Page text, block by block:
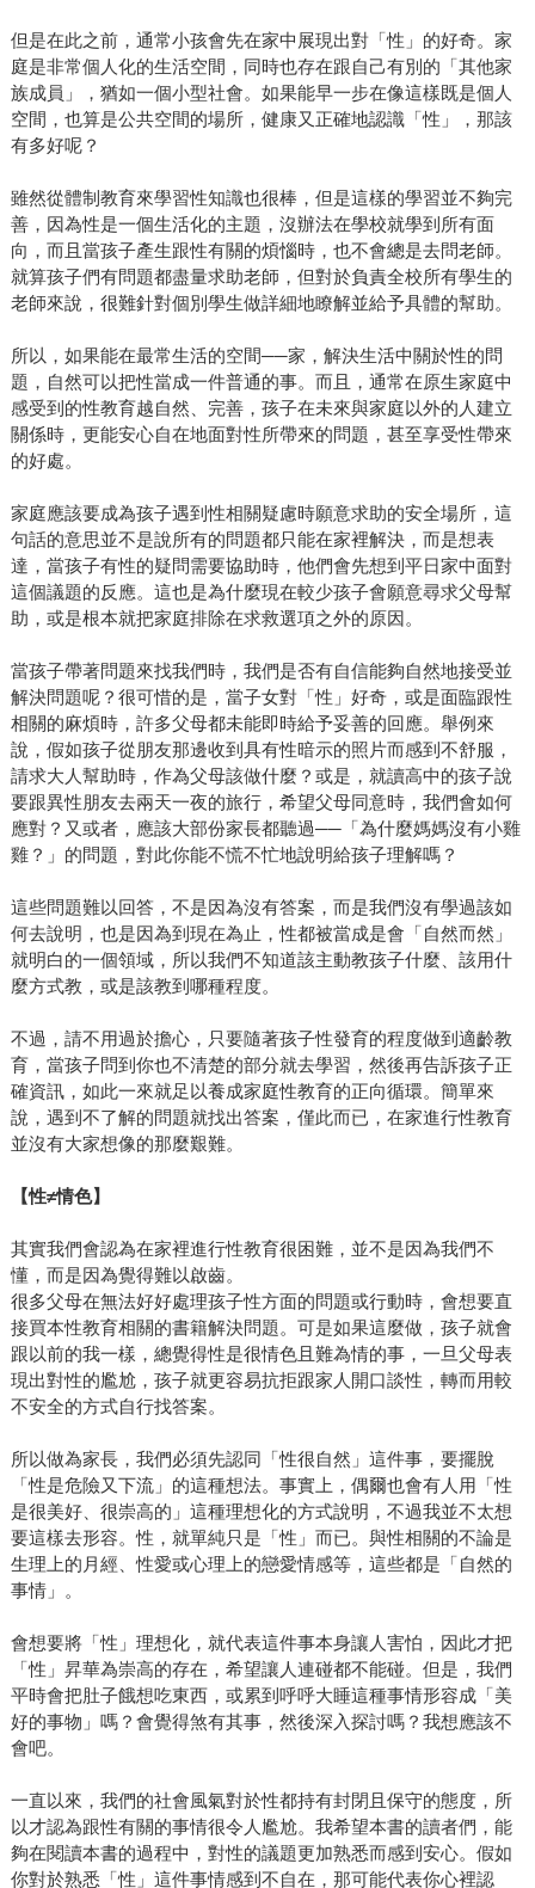
但是在此之前，通常小孩會先在家中展現出對「性」的好奇。家
庭是非常個人化的生活空間，同時也存在跟自己有別的「其他家
族成員」，猶如一個小型社會。如果能早一步在像這樣既是個人
空間，也算是公共空間的場所，健康又正確地認識「性」，那該
有多好呢？
雖然從體制教育來學習性知識也很棒，但是這樣的學習並不夠完
善，因為性是一個生活化的主題，沒辦法在學校就學到所有面
向，而且當孩子產生跟性有關的煩惱時，也不會總是去問老師。
就算孩子們有問題都盡量求助老師，但對於負責全校所有學生的
老師來說，很難針對個別學生做詳細地瞭解並給予具體的幫助。
所以，如果能在最常生活的空間──家，解決生活中關於性的問
題，自然可以把性當成一件普通的事。而且，通常在原生家庭中
感受到的性教育越自然、完善，孩子在未來與家庭以外的人建立
關係時，更能安心自在地面對性所帶來的問題，甚至享受性帶來
的好處。
家庭應該要成為孩子遇到性相關疑慮時願意求助的安全場所，這
句話的意思並不是說所有的問題都只能在家裡解決，而是想表
達，當孩子有性的疑問需要協助時，他們會先想到平日家中面對
這個議題的反應。這也是為什麼現在較少孩子會願意尋求父母幫
助，或是根本就把家庭排除在求救選項之外的原因。
當孩子帶著問題來找我們時，我們是否有自信能夠自然地接受並
解決問題呢？很可惜的是，當子女對「性」好奇，或是面臨跟性
相關的麻煩時，許多父母都未能即時給予妥善的回應。舉例來
說，假如孩子從朋友那邊收到具有性暗示的照片而感到不舒服，
請求大人幫助時，作為父母該做什麼？或是，就讀高中的孩子說
要跟異性朋友去兩天一夜的旅行，希望父母同意時，我們會如何
應對？又或者，應該大部份家長都聽過──「為什麼媽媽沒有小雞
雞？」的問題，對此你能不慌不忙地說明給孩子理解嗎？
這些問題難以回答，不是因為沒有答案，而是我們沒有學過該如
何去說明，也是因為到現在為止，性都被當成是會「自然而然」
就明白的一個領域，所以我們不知道該主動教孩子什麼、該用什
麼方式教，或是該教到哪種程度。
不過，請不用過於擔心，只要隨著孩子性發育的程度做到適齡教
育，當孩子問到你也不清楚的部分就去學習，然後再告訴孩子正
確資訊，如此一來就足以養成家庭性教育的正向循環。簡單來
說，遇到不了解的問題就找出答案，僅此而已，在家進行性教育
並沒有大家想像的那麼艱難。
【性≠情色】
其實我們會認為在家裡進行性教育很困難，並不是因為我們不
懂，而是因為覺得難以啟齒。
很多父母在無法好好處理孩子性方面的問題或行動時，會想要直
接買本性教育相關的書籍解決問題。可是如果這麼做，孩子就會
跟以前的我一樣，總覺得性是很情色且難為情的事，一旦父母表
現出對性的尷尬，孩子就更容易抗拒跟家人開口談性，轉而用較
不安全的方式自行找答案。
所以做為家長，我們必須先認同「性很自然」這件事，要擺脫
「性是危險又下流」的這種想法。事實上，偶爾也會有人用「性
是很美好、很崇高的」這種理想化的方式說明，不過我並不太想
要這樣去形容。性，就單純只是「性」而已。與性相關的不論是
生理上的月經、性愛或心理上的戀愛情感等，這些都是「自然的
事情」。
會想要將「性」理想化，就代表這件事本身讓人害怕，因此才把
「性」昇華為崇高的存在，希望讓人連碰都不能碰。但是，我們
平時會把肚子餓想吃東西，或累到呼呼大睡這種事情形容成「美
好的事物」嗎？會覺得煞有其事，然後深入探討嗎？我想應該不
會吧。
一直以來，我們的社會風氣對於性都持有封閉且保守的態度，所
以才認為跟性有關的事情很令人尷尬。我希望本書的讀者們，能
夠在閱讀本書的過程中，對性的議題更加熟悉而感到安心。假如
你對於熟悉「性」這件事情感到不自在，那可能代表你心裡認